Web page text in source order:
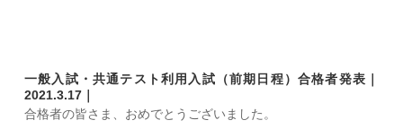
一般入試・共通テスト利用入試（前期日程）合格者発表｜
2021.3.17｜
合格者の皆さま、おめでとうございました。